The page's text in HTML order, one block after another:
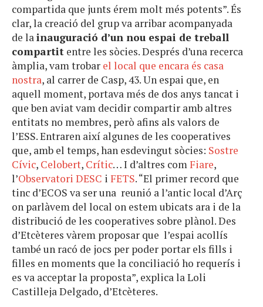
compartida que junts érem molt més potents”. És
clar, la creació del grup va arribar acompanyada
de lainauguració d’un nou espai de treball
compartit entre les sòcies. Després d’una recerca
àmplia, vam trobar el local que encara és casa
nostra, al carrer de Casp, 43. Un espai que, en
aquell moment, portava més de dos anys tancat i
que ben aviat vam decidir compartir amb altres
entitats no membres, però afins als valors de
l’ESS. Entraren així algunes de les cooperatives
que, amb el temps, han esdevingut sòcies: Sostre
Cívic, Celobert, Crític… I d’altres comFiare,
l’Observatori DESC i FETS. “El primer record que
tinc d’ECOS va ser una reunió a l’antic local d’Arç
on parlàvem del local on estem ubicats ara i de la
distribució de les cooperatives sobre plànol. Des
d’Etcèteres vàrem proposar que l’espai acollís
també un racó de jocs per poder portar els fills i
filles en moments que la conciliació ho requerís i
es va acceptar la proposta”, explica la Loli
Castilleja Delgado, d’Etcèteres.